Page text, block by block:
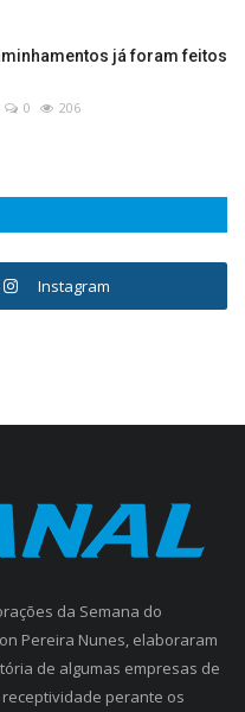
já foram feitos
0 206
Instagram
da Semana do
Pereira Nunes, elaboraram
de algumas empresas de
perante os